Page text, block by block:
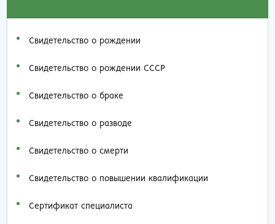
Свидетельство о рождении
Свидетельство о рождении СССР
Свидетельство о браке
Свидетельство о разводе
Свидетельство о смерти
Свидетельство о повышении квалификации
Сертификат специалиста